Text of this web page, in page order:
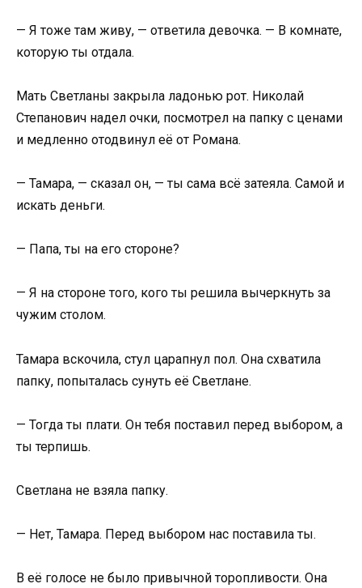
— Я тоже там живу, — ответила девочка. — В комнате,
которую ты отдала.
Мать Светланы закрыла ладонью рот. Николай
Степанович надел очки, посмотрел на папку с ценами
и медленно отодвинул её от Романа.
— Тамара, — сказал он, — ты сама всё затеяла. Самой и
искать деньги.
— Папа, ты на его стороне?
— Я на стороне того, кого ты решила вычеркнуть за
чужим столом.
Тамара вскочила, стул царапнул пол. Она схватила
папку, попыталась сунуть её Светлане.
— Тогда ты плати. Он тебя поставил перед выбором, а
ты терпишь.
Светлана не взяла папку.
— Нет, Тамара. Перед выбором нас поставила ты.
В её голосе не было привычной торопливости. Она